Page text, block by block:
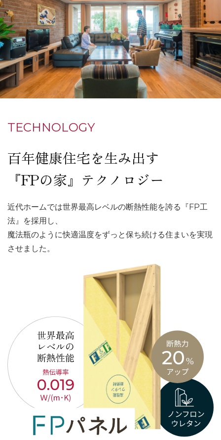
TECHNOLOGY
百年健康住宅を生み出す
『FPの家』テクノロジー
近代ホームでは世界最高レベルの断熱性能を誇る『FP工
法』を採用し、
魔法瓶のように快適温度をずっと保ち続ける住まいを実現
させました。